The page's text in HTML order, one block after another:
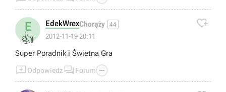
E
👍
EdekWrexChorąży 44
2012-11-19 20:11

Super Poradnik i Świetna Gra
Odpowiedz  Forum 